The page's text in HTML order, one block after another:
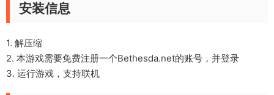
安装信息
1. 解压缩
2. 本游戏需要免费注册一个Bethesda.net的账号，并登录
3. 运行游戏，支持联机